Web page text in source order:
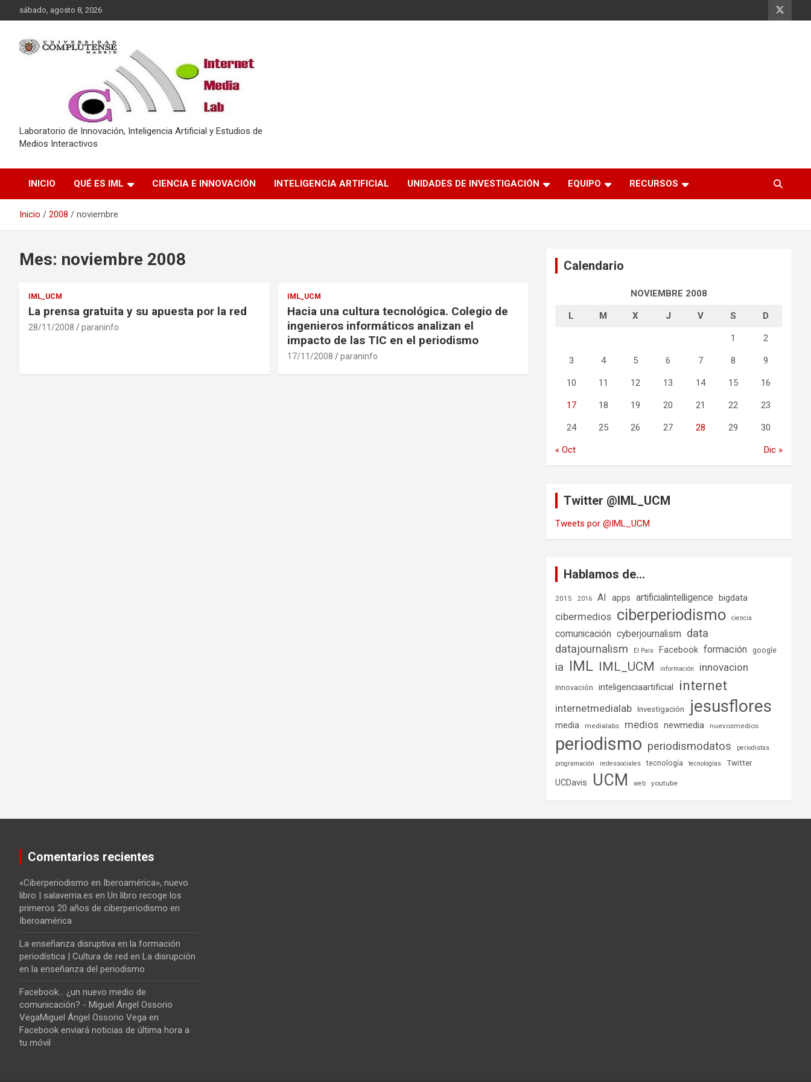
al
sábado, agosto 8, 2026
Laboratorio de Innovación, Inteligencia Artificial y Estudios de
Medios Interactivos
INICIO QUÉ ES IML CIENCIA E INNOVACIÓN INTELIGENCIA ARTIFICIAL UNIDADES DE INVESTIGACIÓN EQUIPO RECURSOS
Inicio 2008 noviembre
Mes: noviembre 2008
IML_UCM
La prensa gratuita y su apuesta por la red
28/11/2008 paraninfo
IML_UCM
Hacia una cultura tecnológica. Colegio de
ingenieros informáticos analizan el
impacto de las TIC en el periodismo
17/11/2008 paraninfo
Calendario
NOVIEMBRE 2008
L M X J V S D
1 2
3 4 5 6 7 8 9
10 11 12 13 14 15 16
17 18 19 20 21 22 23
24 25 26 27 28 29 30
« Oct Dic »
Twitter @IML_UCM
Tweets por @IML_UCM
Hablamos de…
2015 2016 AI apps artificialintelligence bigdata
cibermedios ciberperiodismo ciencia
comunicación cyberjournalism data
datajournalism El País Facebook formación google
ia IML IML_UCM información innovacion
innovación inteligenciaartificial internet
internetmedialab Investigación jesusflores
media medialabs medios newmedia nuevosmedios
periodismo periodismodatos
periodistas
programación
redessociales tecnología tecnologías Twitter
UCDavis UCM web youtube
Comentarios recientes
«Ciberperiodismo en Iberoamérica», nuevo
libro | salaverria.es en Un libro recoge los
primeros 20 años de ciberperiodismo en
Iberoamérica
La enseñanza disruptiva en la formación
periodística | Cultura de red en La disrupción
en la enseñanza del periodismo
Facebook... ¿un nuevo medio de
comunicación? - Miguel Ángel Ossorio
VegaMiguel Ángel Ossorio Vega en
Facebook enviará noticias de última hora a
tu móvil